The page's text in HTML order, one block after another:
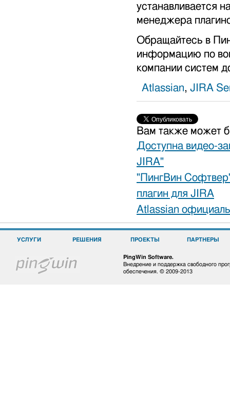
устанавливается
менеджера
Обращайтесь в
информацию по
компании систем
Atlassian, JIRA
Вам также может
Доступна видео-
JIRA"
"ПингВин
плагин для JIRA
Atlassian
УСЛУГИ РЕШЕНИЯ ПРОЕКТЫ ПАРТНЕРЫ
PingWin Software.
Внедрение и поддержка свободного
обеспечения. © 2009-2013